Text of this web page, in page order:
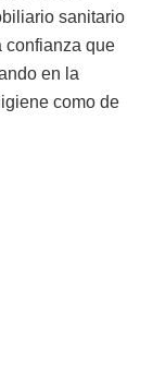
sanitario
confianza que
en la
como de